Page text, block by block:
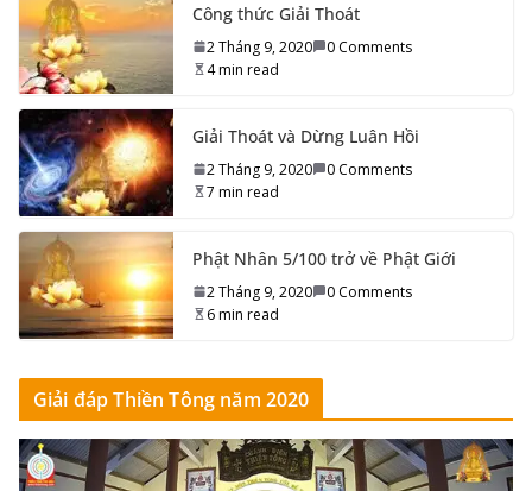
Công thức Giải Thoát
2 Tháng 9, 2020
0 Comments
4 min read
Giải Thoát và Dừng Luân Hồi
2 Tháng 9, 2020
0 Comments
7 min read
Phật Nhân 5/100 trở về Phật Giới
2 Tháng 9, 2020
0 Comments
6 min read
Giải đáp Thiền Tông năm 2020